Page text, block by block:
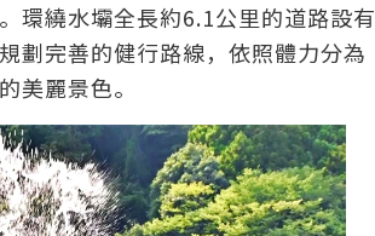
環繞水壩全長約6.1公里的道路設有
劃完善的健行路線，依照體力分為
美麗景色。